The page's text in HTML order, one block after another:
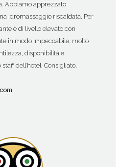
Abbiamo apprezzato
idromassaggio riscaldata. Per
è di livello elevato con
in modo impeccabile, molto
disponibilità e
dell’hotel. Consigliato.